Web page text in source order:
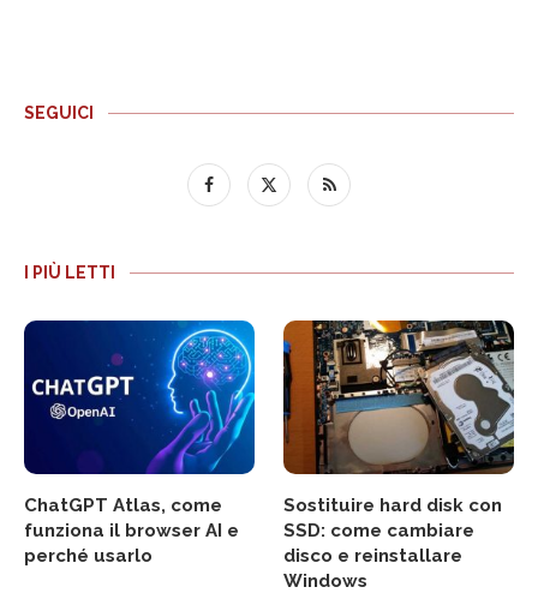
SEGUICI
I PIÙ LETTI
ChatGPT Atlas, come
funziona il browser AI e
perché usarlo
Sostituire hard disk con
SSD: come cambiare
disco e reinstallare
Windows